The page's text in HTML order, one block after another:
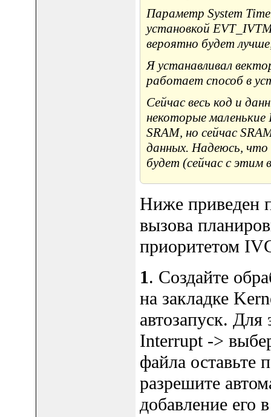
Параметр System
установкой
вероятно будет
Я устанавливал
работает способ в
Сейчас весь код и
некоторые маленькие
SRAM, но сейчас
данных. Надеюсь, что
будет (сейчас с этим
Ниже приведен
вызова
приоритетом
1. Создайте
на закладке
автозапуск.
Interrupt ->
файла
разрешите
добавление его